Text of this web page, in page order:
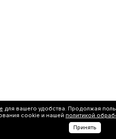
для вашего удобства. Продолжая
cookie и нашей политикой
Принять